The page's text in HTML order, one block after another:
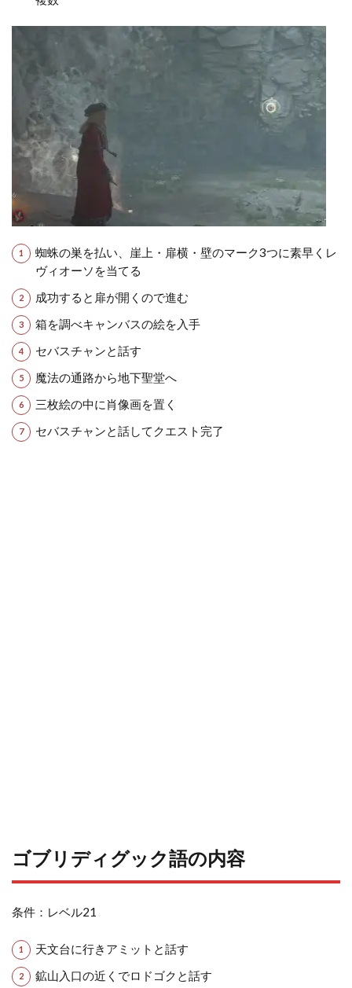
蜘蛛の巣を払い、崖上・扉横・壁のマーク3つに素早くレ
ヴィオーソを当てる
成功すると扉が開くので進む
箱を調べキャンバスの絵を入手
セバスチャンと話す
魔法の通路から地下聖堂へ
三枚絵の中に肖像画を置く
セバスチャンと話してクエスト完了
ゴブリディグック語の内容
条件：レベル21
天文台に行きアミットと話す
鉱山入口の近くでロドゴクと話す